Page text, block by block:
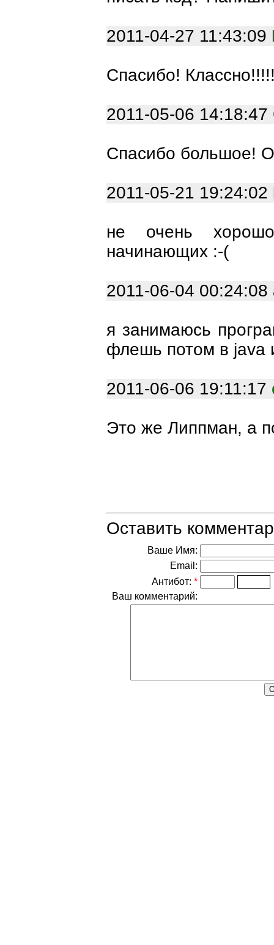
2011-04-27 11:43:09
Спасибо!
2011-05-06 14:18:47
Спасибо большое!
2011-05-21 19:24:02
не очень
начинающих :-(
2011-06-04 00:24:08
я занимаюсь
флешь потом в java
2011-06-06 19:11:17
Это же Липпман, а
Оставить
Ваше Имя:
Email:
Антибот:*
Ваш комментарий: